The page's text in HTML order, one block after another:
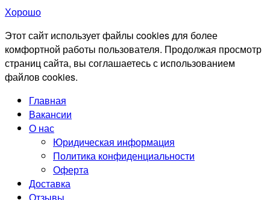
Хорошо
Этот сайт использует файлы cookies для более
комфортной работы пользователя. Продолжая просмотр
страниц сайта, вы соглашаетесь с использованием
файлов cookies.
Главная
Вакансии
О нас
Юридическая информация
Политика конфиденциальности
Оферта
Доставка